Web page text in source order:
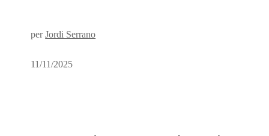
perJordi Serrano
11/11/2025